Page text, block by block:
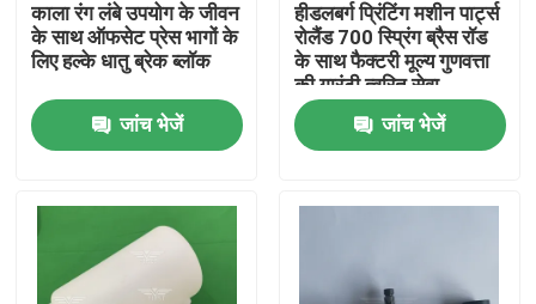
उत्पादों
काला रंग लंबे उपयोग के जीवन
के साथ ऑफसेट प्रेस भागों के
लिए हल्के धातु ब्रेक ब्लॉक
जांच भेजें
हीडलबर्ग प्रिंटिंग मशीन पार्ट्स
रोलैंड 700 स्प्रिंग ब्रैस रॉड
के साथ फैक्टरी मूल्य गुणवत्ता
की गारंटी त्वरित सेवा
जांच भेजें